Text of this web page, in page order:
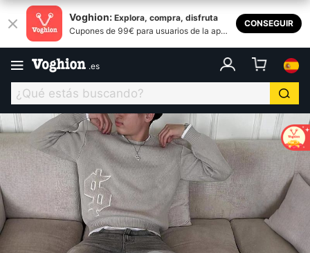
Voghion: Explora, compra, disfruta
Cupones de 99€ para usuarios de la apli
CONSEGUIR
.es